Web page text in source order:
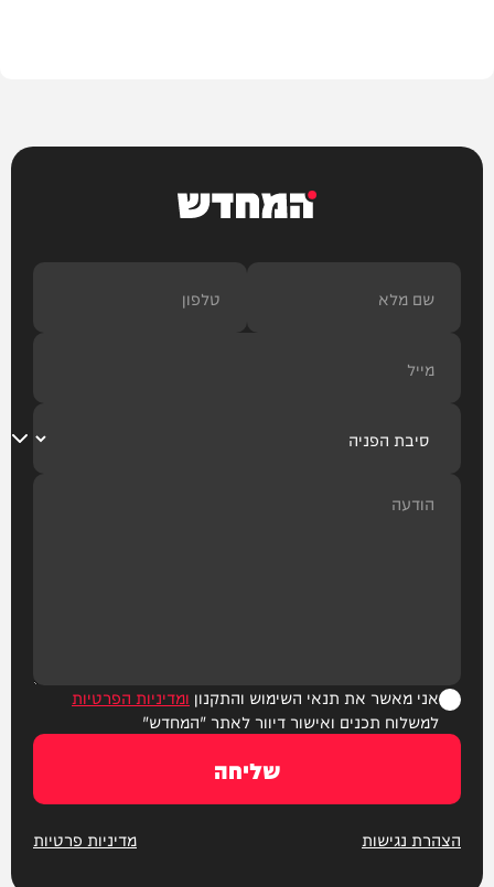
המחדש
אני מאשר את תנאי השימוש והתקנון ומדיניות הפרטיות
למשלוח תכנים ואישור דיוור לאתר "המחדש"
שליחה
הצהרת נגישות מדיניות פרטיות